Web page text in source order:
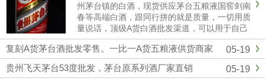
州茅台镇的白酒，现货供应茅台五粮液国窖剑南
春等高端白酒，跟同行拼的就是质量，一切用质
量说话，顶级A货白酒批发渠道，可以用于自己
收藏，可以用来送礼，可以用于请客宴请，可以
用于自饮，可以用来转卖，欢迎实体店和电商带
货的老板合作，找白酒批发渠道，一定要选择靠
谱的厂 家，选择我们贵州酱香酒业，绝对可靠。
05-19
复刻A货茅台酒批发零售。一比一A货五粮液供货商家
05-19
贵州飞天茅台53度批发，茅台原系列酒厂家直销